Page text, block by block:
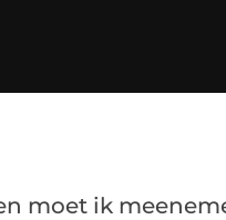
moet ik